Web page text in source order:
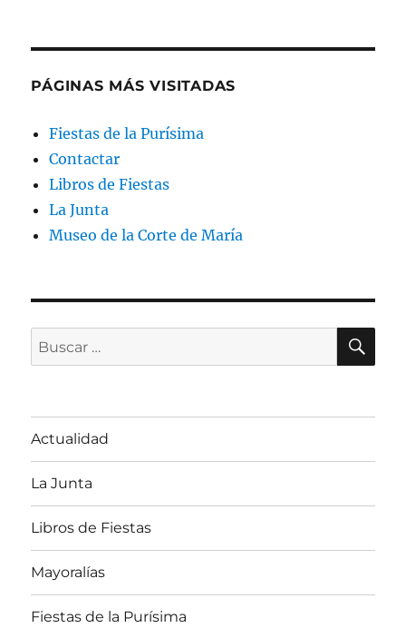
PÁGINAS MÁS VISITADAS
Fiestas de la Purísima
Contactar
Libros de Fiestas
La Junta
Museo de la Corte de María
Buscar
por:
Actualidad
La Junta
Libros de Fiestas
Mayoralías
Fiestas de la Purísima